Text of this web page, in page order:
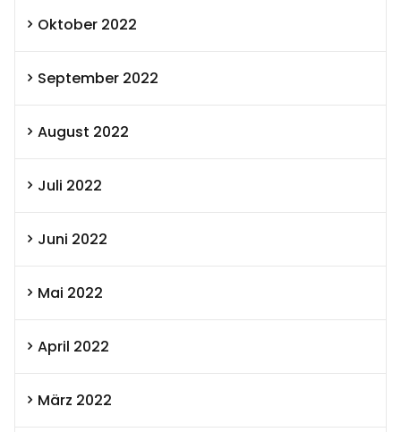
Oktober 2022
September 2022
August 2022
Juli 2022
Juni 2022
Mai 2022
April 2022
März 2022